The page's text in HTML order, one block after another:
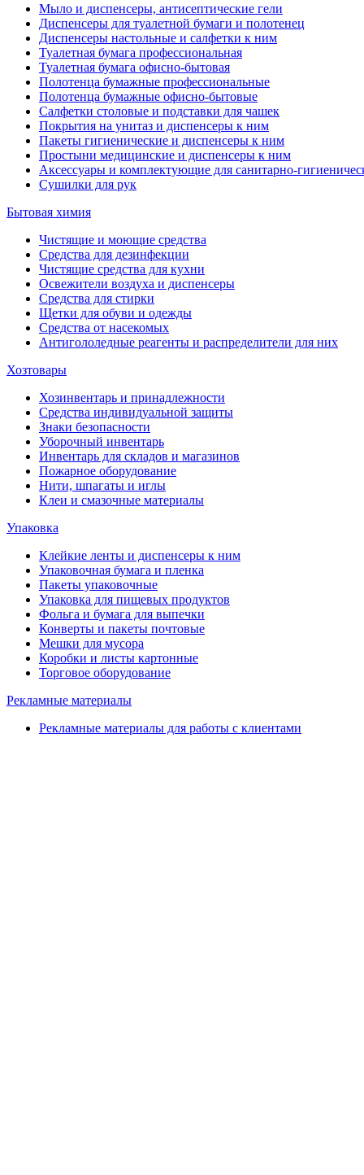
Мыло и диспенсеры, антисептические гели
Диспенсеры для туалетной бумаги и полотенец
Диспенсеры настольные и салфетки к ним
Туалетная бумага профессиональная
Туалетная бумага офисно-бытовая
Полотенца бумажные профессиональные
Полотенца бумажные офисно-бытовые
Салфетки столовые и подставки для чашек
Покрытия на унитаз и диспенсеры к ним
Пакеты гигиенические и диспенсеры к ним
Простыни медицинские и диспенсеры к ним
Аксессуары и комплектующие для санитарно-
Сушилки для рук
Бытовая химия
Чистящие и моющие средства
Средства для дезинфекции
Чистящие средства для кухни
Освежители воздуха и диспенсеры
Средства для стирки
Щетки для обуви и одежды
Средства от насекомых
Антигололедные реагенты и распределители для них
Хозтовары
Хозинвентарь и принадлежности
Средства индивидуальной защиты
Знаки безопасности
Уборочный инвентарь
Инвентарь для складов и магазинов
Пожарное оборудование
Нити, шпагаты и иглы
Клеи и смазочные материалы
Упаковка
Клейкие ленты и диспенсеры к ним
Упаковочная бумага и пленка
Пакеты упаковочные
Упаковка для пищевых продуктов
Фольга и бумага для выпечки
Конверты и пакеты почтовые
Мешки для мусора
Коробки и листы картонные
Торговое оборудование
Рекламные материалы
Рекламные материалы для работы с клиентами